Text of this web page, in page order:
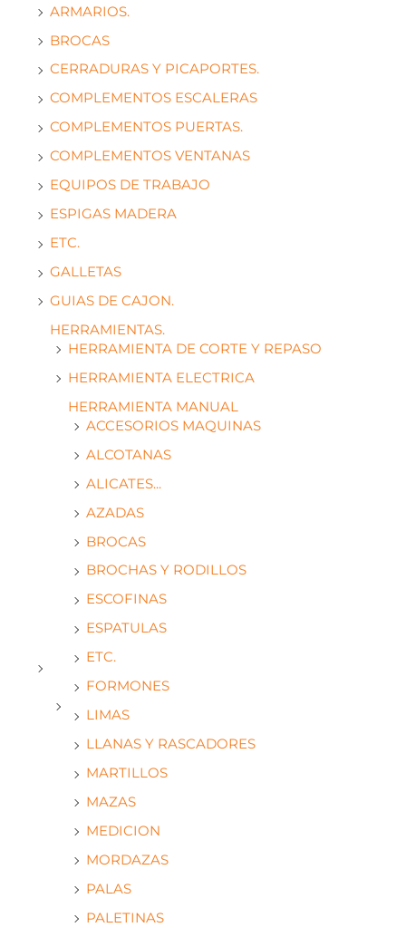
ARMARIOS.
BROCAS
CERRADURAS Y PICAPORTES.
COMPLEMENTOS ESCALERAS
COMPLEMENTOS PUERTAS.
COMPLEMENTOS VENTANAS
EQUIPOS DE TRABAJO
ESPIGAS MADERA
ETC.
GALLETAS
GUIAS DE CAJON.
HERRAMIENTAS.
HERRAMIENTA DE CORTE Y REPASO
HERRAMIENTA ELECTRICA
HERRAMIENTA MANUAL
ACCESORIOS MAQUINAS
ALCOTANAS
ALICATES...
AZADAS
BROCAS
BROCHAS Y RODILLOS
ESCOFINAS
ESPATULAS
ETC.
FORMONES
LIMAS
LLANAS Y RASCADORES
MARTILLOS
MAZAS
MEDICION
MORDAZAS
PALAS
PALETINAS